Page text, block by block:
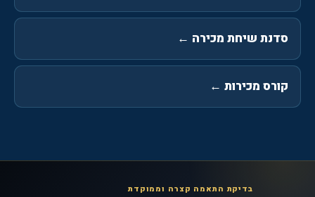
סדנת שיחת מכירה ←
קורס מכירות ←
בדיקת התאמה קצרה וממוקדת